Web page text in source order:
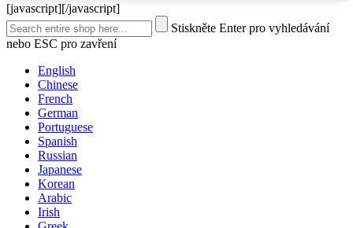
[javascript][/javascript]
Stiskněte Enter pro vyhledávání
nebo ESC pro zavření
English
Chinese
French
German
Portuguese
Spanish
Russian
Japanese
Korean
Arabic
Irish